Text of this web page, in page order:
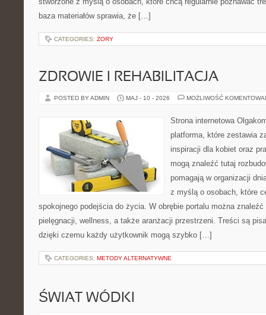
baza materiałów sprawia, że […]
CATEGORIES: ŻORY
ZDROWIE I REHABILITACJA
POSTED BY ADMIN MAJ - 10 - 2026 MOŻLIWOŚĆ
Strona internetowa
platforma, które zestawia
inspiracji dla kobiet oraz
mogą znaleźć tutaj
pomagają w organizacji
z myślą o osobach, które
spokojnego podejścia do życia. W obrębie portalu można
pielęgnacji, wellness, a także aranżacji przestrzeni. Treści są
dzięki czemu każdy użytkownik mogą szybko […]
CATEGORIES: METODY ALTERNATYWNE
ŚWIAT WÓDKI